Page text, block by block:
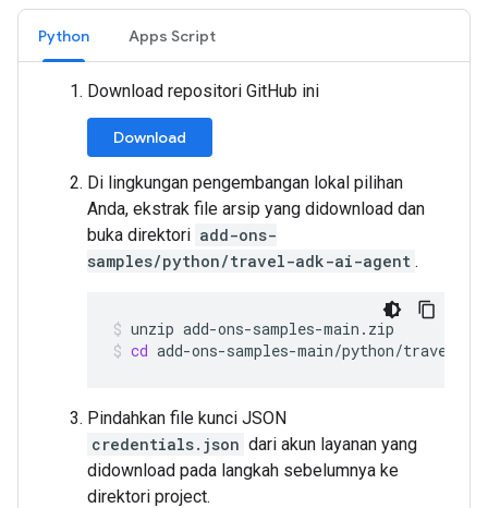
Python Apps Script
Download repositori GitHub ini
Download
Di lingkungan pengembangan lokal pilihan
Anda, ekstrak file arsip yang didownload dan
buka direktori add-ons-
samples/python/travel-adk-ai-agent .
unzip add-ons-samples-main.zip
cd add-ons-samples-main/python/travel-
Pindahkan file kunci JSON
credentials.json dari akun layanan yang
didownload pada langkah sebelumnya ke
direktori project.